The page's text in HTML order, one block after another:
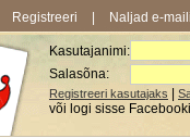
Registreeri Naljad e-
Kasutajanimi:
Salasõna:
Registreeri kasutajaks
või logi sisse